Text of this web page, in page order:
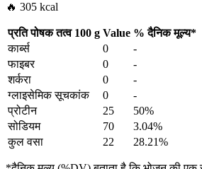
🔥 305 kcal
प्रति पोषक तत्व 100 g Value %दैनिक मूल्य*
कार्ब्स
0
-
फाइबर
0
-
शर्करा
0
-
ग्लाइसेमिक सूचकांक
0
-
प्रोटीन
25
50%
सोडियम
70
3.04%
कुल वसा
22 28.21%